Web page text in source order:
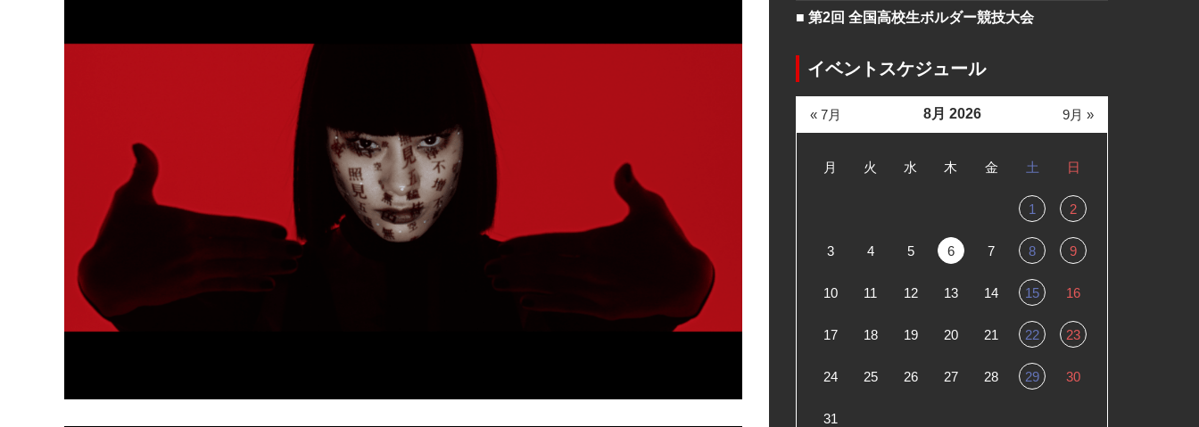
■ 第2回 全国高校生ボルダー競技大会
イベントスケジュール
8月 2026
月 火 水 木 金 土 日
1 2
3 4 5 6 7 8 9
10 11 12 13 14 15 16
17 18 19 20 21 22 23
24 25 26 27 28 29 30
31
« 7月 9月 »